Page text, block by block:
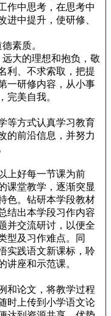
作中思考，在思考中
进中提升，使研修、
素质。
大的理想和抱负，敬
利、不求索取，把提
一研修内容，从小事
完美自我。
等方式认真学习教育
的前沿信息，并努力
上好每一节课为前
课堂教学，逐渐突显
色。钻研本学段教材
结出本学段习作内容
并交流研讨，以便全
型及习作难点。同
实践语文新课标，聆
讲座和示范课。
和论文，将教学过程
时上传到小学语文论